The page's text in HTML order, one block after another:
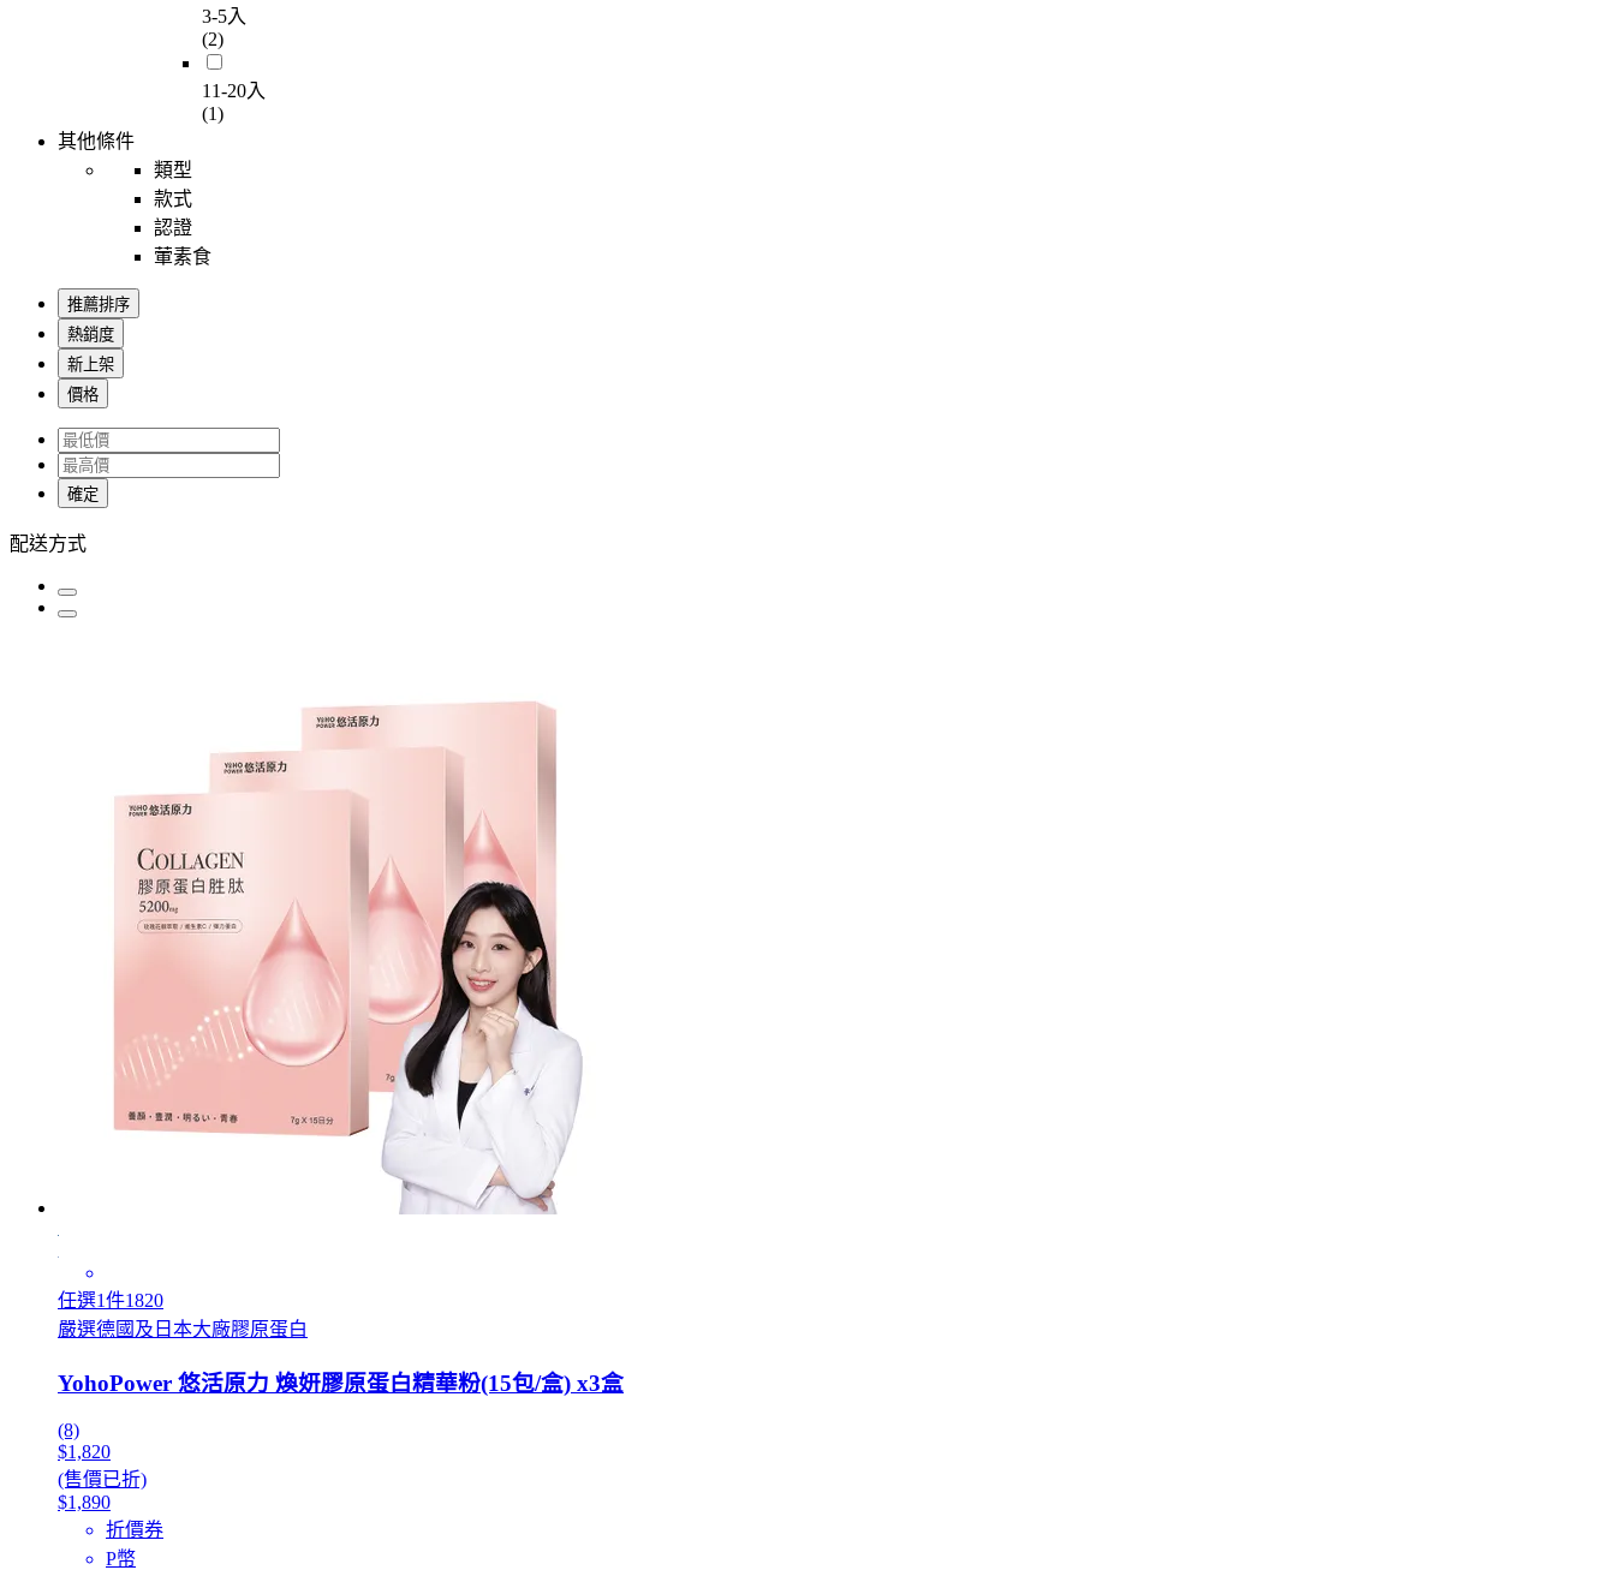
3-5入
(2)
11-20入
(1)
其他條件
類型
款式
認證
葷素食
推薦排序
熱銷度
新上架
價格
確定
配送方式
任選1件1820
嚴選德國及日本大廠膠原蛋白
YohoPower 悠活原力 煥妍膠原蛋白精華粉(15包/盒) x3盒
(8)
$1,820
(售價已折)
$1,890
折價券
P幣